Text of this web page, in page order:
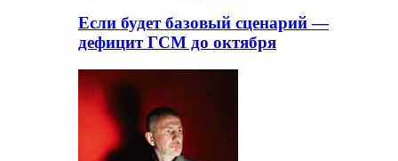
Если будет базовый сценарий —
дефицит ГСМ до октября